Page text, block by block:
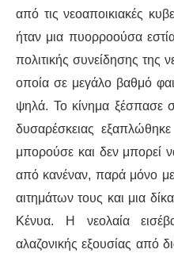
από τις νεοαποικιακές
ήταν μια πυορροούσα
πολιτικής συνείδησης της
οποία σε μεγάλο βαθμό
ψηλά. Το κίνημα ξέσπασε
δυσαρέσκειας
μπορούσε και δεν μπορεί
από κανέναν, παρά μόνο
αιτημάτων τους και μια
Κένυα. Η νεολαία
αλαζονικής εξουσίας από